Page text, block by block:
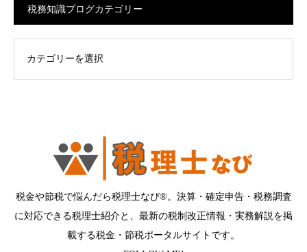
税務知識ブログカテゴリー
税金や節税で悩んだら税理士なび®。決算・確定申告・税務調査
に対応できる税理士紹介と、最新の税制改正情報・実務解説を掲
載する税金・節税ポータルサイトです。